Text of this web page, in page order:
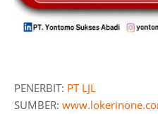
PENERBIT: PT LJL
SUMBER: